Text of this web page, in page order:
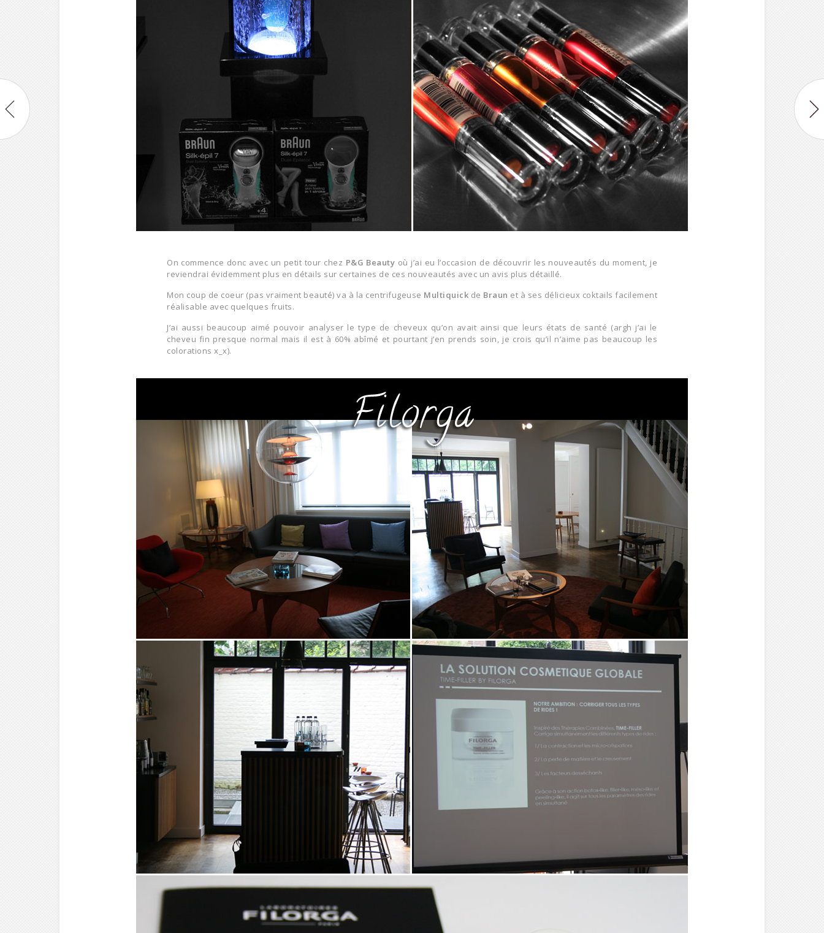
On commence donc avec un petit tour chez P&G Beauty où j’ai eu l’occasion de découvrir les nouveautés du moment, je
reviendrai évidemment plus en détails sur certaines de ces nouveautés avec un avis plus détaillé.
Mon coup de coeur (pas vraiment beauté) va à la centrifugeuse Multiquick de Braun et à ses délicieux coktails facilement
réalisable avec quelques fruits.
J’ai aussi beaucoup aimé pouvoir analyser le type de cheveux qu’on avait ainsi que leurs états de santé (argh j’ai le
cheveu fin presque normal mais il est à 60% abîmé et pourtant j’en prends soin, je crois qu’il n’aime pas beaucoup les
colorations x_x).
S'INSCRIRE